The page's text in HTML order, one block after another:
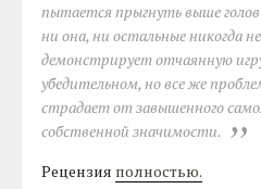
пытается прыгнуть выше
ни она, ни остальные никогда
демонстрирует отчаянную
убедительном, но все же
страдает от завышенного
собственной значимости.
Рецензия полностью.